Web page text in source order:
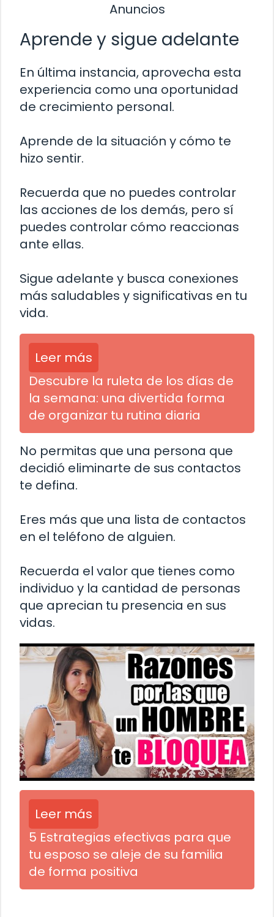
Anuncios
Aprende y sigue adelante
En última instancia, aprovecha esta
experiencia como una oportunidad
de crecimiento personal.
Aprende de la situación y cómo te
hizo sentir.
Recuerda que no puedes controlar
las acciones de los demás, pero sí
puedes controlar cómo reaccionas
ante ellas.
Sigue adelante y busca conexiones
más saludables y significativas en tu
vida.
Leer más
Descubre la ruleta de los días de
la semana: una divertida forma
de organizar tu rutina diaria
No permitas que una persona que
decidió eliminarte de sus contactos
te defina.
Eres más que una lista de contactos
en el teléfono de alguien.
Recuerda el valor que tienes como
individuo y la cantidad de personas
que aprecian tu presencia en sus
vidas.
Leer más
5 Estrategias efectivas para que
tu esposo se aleje de su familia
de forma positiva